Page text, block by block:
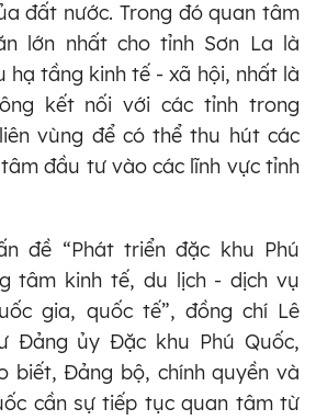
đất nước. Trong đó quan tâm
lớn nhất cho tỉnh Sơn La là
hạ tầng kinh tế - xã hội, nhất là
kết nối với các tỉnh trong
vùng để có thể thu hút các
đầu tư vào các lĩnh vực tỉnh
đề “Phát triển đặc khu Phú
tâm kinh tế, du lịch - dịch vụ
gia, quốc tế”, đồng chí Lê
Đảng ủy Đặc khu Phú Quốc,
biết, Đảng bộ, chính quyền và
cần sự tiếp tục quan tâm từ